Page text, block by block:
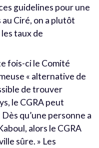
guidelines pour une
Ciré, on a plutôt
taux de
fois-ci le Comité
« alternative de
de trouver
le CGRA peut
qu’une personne a
alors le CGRA
sûre. » Les